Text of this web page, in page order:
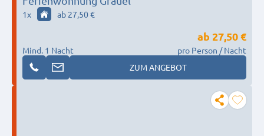
1x ab 27,50 €
Mind. 1 Nacht
ab 27,50 €
pro Person / Nacht
ZUM ANGEBOT